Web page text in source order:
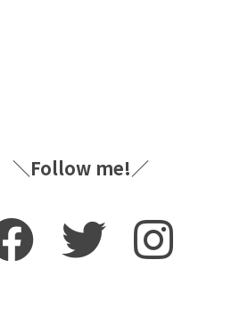
＼Follow me!／